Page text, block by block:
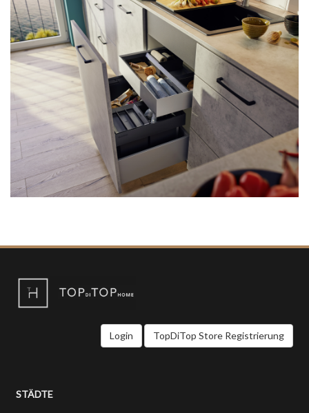
Login TopDiTop Store Registrierung
STÄDTE